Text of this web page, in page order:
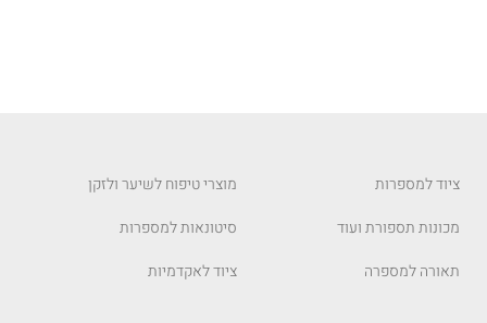
ציוד למספרות
מכונות תספורת ועוד
תאורה למספרה
מוצרי טיפוח לשיער ולזקן
סיטונאות למספרות
ציוד לאקדמיות